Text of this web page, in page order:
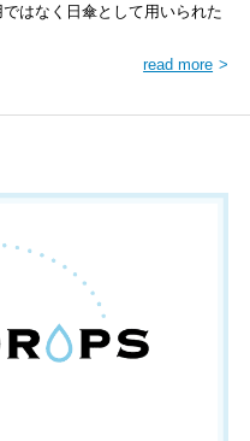
はなく日傘として用いられた
read more